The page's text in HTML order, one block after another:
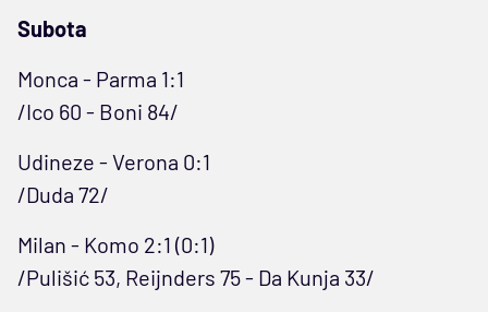
Subota
Monca - Parma 1:1
/Ico 60 - Boni 84/
Udineze - Verona 0:1
/Duda 72/
Milan - Komo 2:1 (0:1)
/Pulišić 53, Reijnders 75 - Da Kunja 33/